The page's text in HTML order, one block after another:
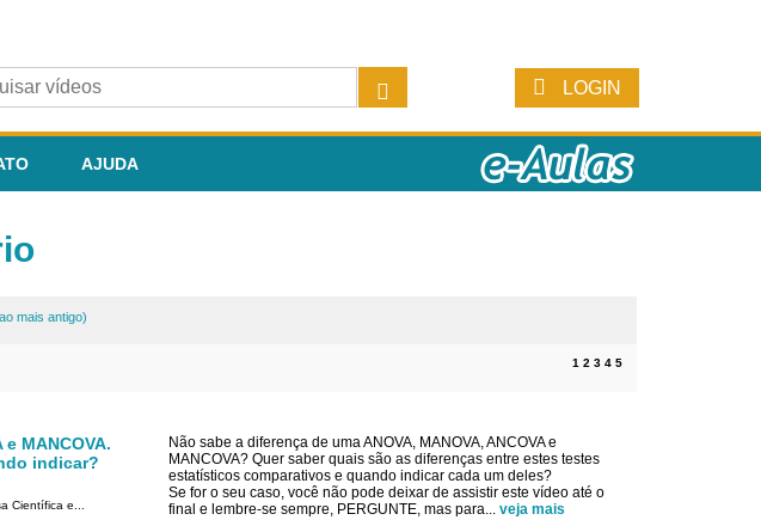
LOGIN
AJUDA
mais antigo)
1 2 3 4 5
e MANCOVA.
indicar?
Científica e...
Não sabe a diferença de uma ANOVA, MANOVA, ANCOVA e
MANCOVA? Quer saber quais são as diferenças entre estes testes
estatísticos comparativos e quando indicar cada um deles?
Se for o seu caso, você não pode deixar de assistir este vídeo até o
final e lembre-se sempre, PERGUNTE, mas para... veja mais